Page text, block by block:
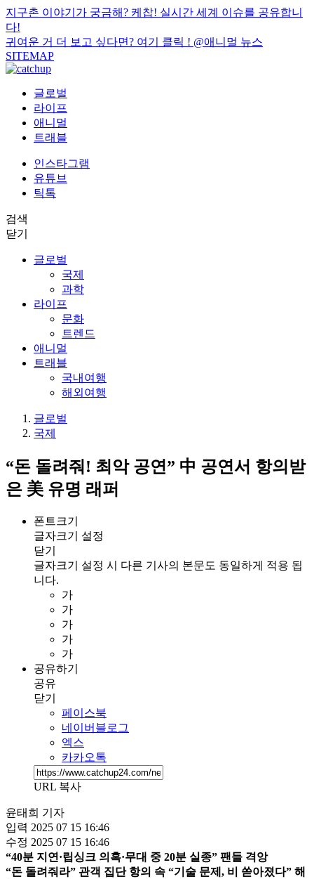
지구촌 이야기가 궁금해? 케찹! 실시간 세계 이슈를 공유합니
다!
귀여운 거 더 보고 싶다면? 여기 클릭 ! @애니멀 뉴스
SITEMAP
글로벌
라이프
애니멀
트래블
인스타그램
유튜브
틱톡
검색
닫기
글로벌
국제
과학
라이프
문화
트렌드
애니멀
트래블
국내여행
해외여행
글로벌
국제
“돈 돌려줘! 최악 공연” 中 공연서 항의받
은 美 유명 래퍼
폰트크기
글자크기 설정
닫기
글자크기 설정 시 다른 기사의 본문도 동일하게 적용 됩
니다.
가
가
가
가
가
공유하기
공유
닫기
페이스북
네이버블로그
엑스
카카오톡
URL 복사
윤태희 기자
입력 2025 07 15 16:46
수정 2025 07 15 16:46
“40분 지연·립싱크 의혹·무대 중 20분 실종” 팬들 격앙
“돈 돌려줘라” 관객 집단 항의 속 “기술 문제, 비 쏟아졌다” 해